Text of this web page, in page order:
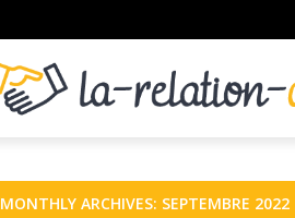
MONTHLY ARCHIVES: SEPTEMBRE 2022